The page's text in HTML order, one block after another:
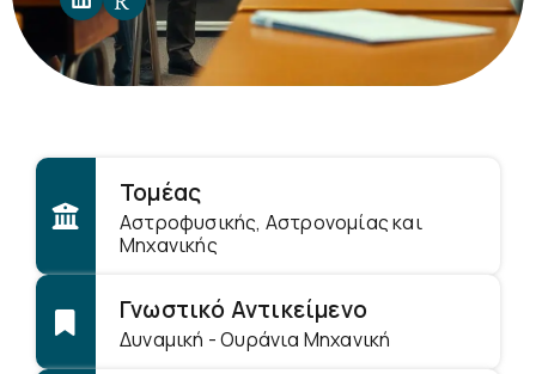
Τομέας
Αστροφυσικής, Αστρονομίας και
Μηχανικής
Γνωστικό Αντικείμενο
Δυναμική - Ουράνια Μηχανική